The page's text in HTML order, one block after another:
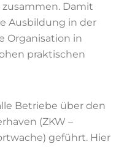
Damit
Ausbildung in der
Organisation in
praktischen
Betriebe über den
(ZKW –
geführt. Hier